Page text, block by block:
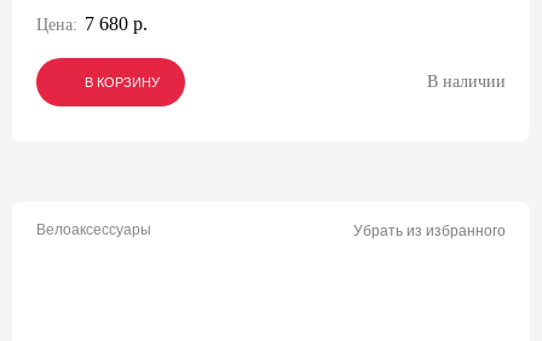
Цена: 7 680 р.
В КОРЗИНУ
В КОРЗИНУ
В КОРЗИНУ В наличии
Велоаксессуары Убрать из избранного